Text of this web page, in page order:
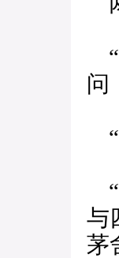
“
问
“
“
与
茅